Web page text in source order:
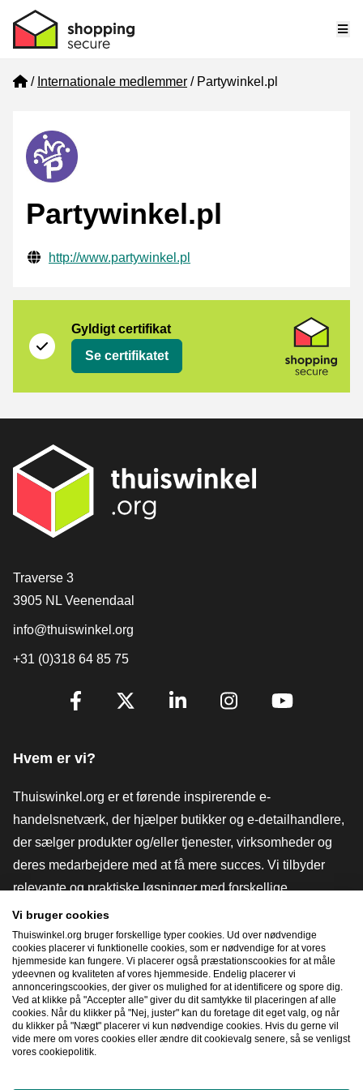
Home
Internationale medlemmer Partywinkel.pl
Partywinkel.pl
Verificerede kontaktoplysninger
Website URL
http://www.partywinkel.pl
Gyldigt certifikat
Se certifikatet
[_General:Contact]
Traverse 3
3905 NL Veenendaal
info@thuiswinkel.org
+31 (0)318 64 85 75
[_General:SocialMediaTitle]
Hvem er vi?
Thuiswinkel.org er et førende inspirerende e-
handelsnetværk, der hjælper butikker og e-detailhandlere,
der sælger produkter og/eller tjenester, virksomheder og
deres medarbejdere med at få mere succes. Vi tilbyder
relevante og praktiske løsninger med forskellige
tillidsmærker, Thuiswinkel-anmeldelser, juridiske værktøjer
og rådgivning, fortalervirksomhed, markedsundersøgelser
og har vores egen uddannelsesplatform, Thuiswinkel e-
Academy.
Naviger hurtigt
Vi bruger cookies
Thuiswinkel.org bruger forskellige typer cookies. Ud over nødvendige
cookies placerer vi funktionelle cookies, som er nødvendige for at vores
hjemmeside kan fungere. Vi placerer også præstationscookies for at måle
ydeevnen og kvaliteten af ​​vores hjemmeside. Endelig placerer vi
annonceringscookies, der giver os mulighed for at identificere og spore dig.
Ved at klikke på "Accepter alle" giver du dit samtykke til placeringen af ​​alle
cookies. Når du klikker på "Nej, juster" kan du foretage dit eget valg, og når
du klikker på "Nægt" placerer vi kun nødvendige cookies. Hvis du gerne vil
vide mere om vores cookies eller ændre dit cookievalg senere, så se venligst
vores cookiepolitik.